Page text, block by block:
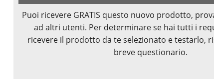
Puoi ricevere GRATIS questo nuovo prodotto,
ad altri utenti. Per determinare se hai tutti i
ricevere il prodotto da te selezionato e testarlo,
breve questionario.